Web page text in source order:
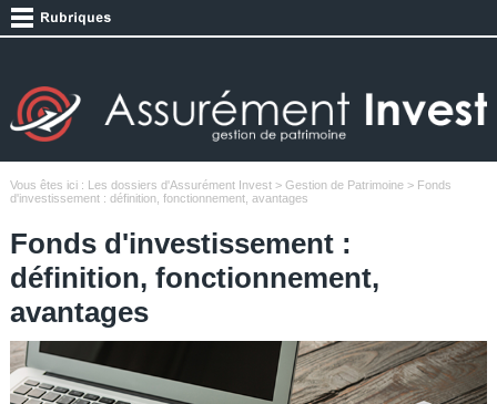
Vous êtes ici : Les dossiers d'Assurément Invest> Gestion de Patrimoine> Fonds
d'investissement : définition, fonctionnement, avantages
Fonds d'investissement :
définition, fonctionnement,
avantages